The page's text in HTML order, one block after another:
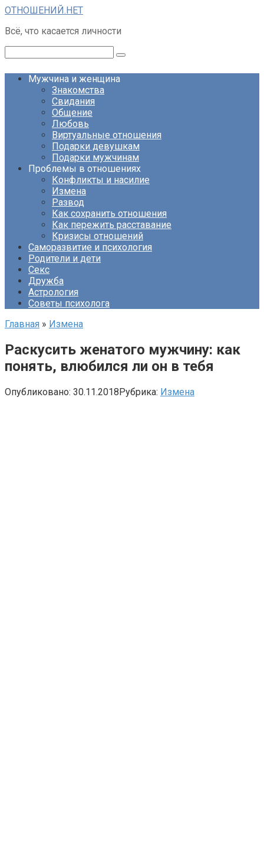
Перейти
контенту
ОТНОШЕНИЙ.НЕТ
Всё, что касается личности
Мужчина и женщина
Знакомства
Свидания
Общение
Любовь
Виртуальные отношения
Подарки девушкам
Подарки мужчинам
Проблемы в отношениях
Конфликты и насилие
Измена
Развод
Как сохранить отношения
Как пережить расставание
Кризисы отношений
Саморазвитие и психология
Родители и дети
Секс
Дружба
Астрология
Советы психолога
Главная » Измена
Раскусить женатого мужчину: как
понять, влюбился ли он в тебя
Опубликовано: 30.11.2018Рубрика: Измена